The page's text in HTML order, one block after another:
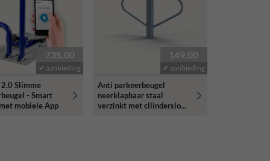
735,00
✔ aanbieding
Slimme
- Smart
mobiele App
149,00
✔ aanbieding
Anti parkeerbeugel
neerklapbaar staal
verzinkt met cilinderslot -